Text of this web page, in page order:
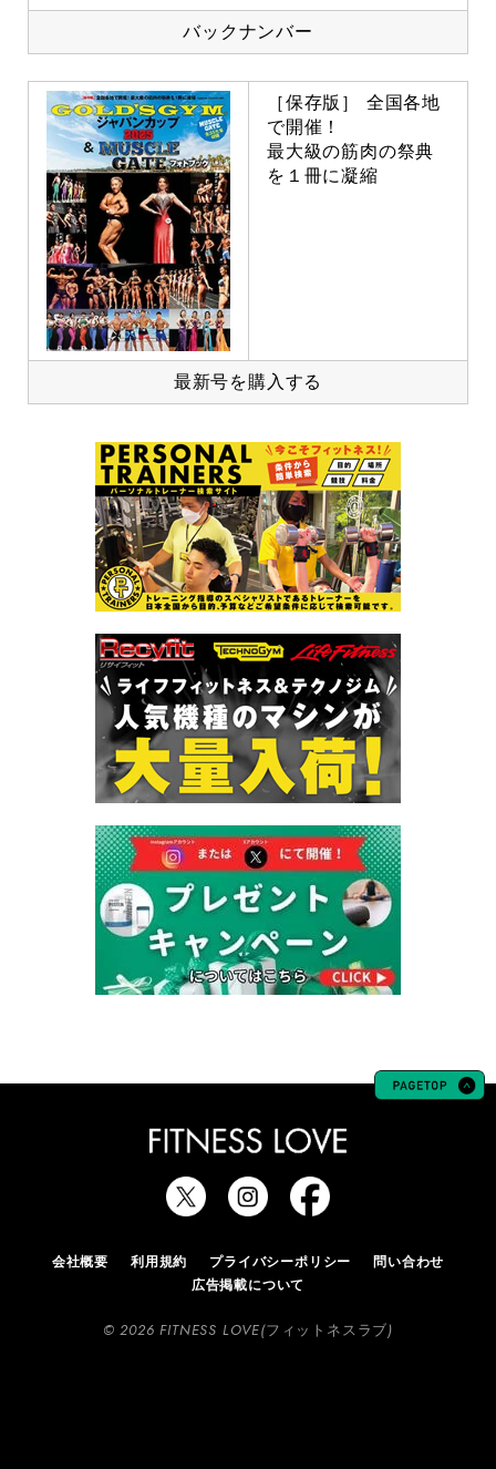
バックナンバー
［保存版］ 全国各地
で開催！
最大級の筋肉の祭典
を１冊に凝縮
最新号を購入する
会社概要 利用規約 プライバシーポリシー
問い合わせ
広告掲載について
© 2026 FITNESS LOVE(フィットネスラブ)